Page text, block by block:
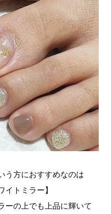
う方におすすめなのは
イトミラー】
ーの上でも上品に輝いて